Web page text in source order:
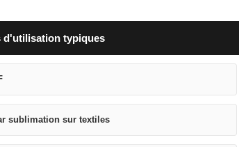
d'utilisation typiques
sublimation sur textiles